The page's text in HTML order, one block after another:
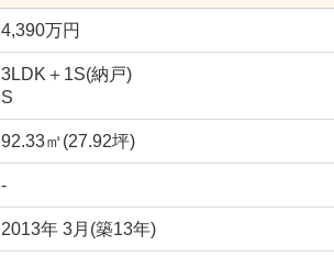
4,390万円
3LDK＋1S(納戸)
S
92.33㎡(27.92坪)
-
2013年 3月(築13年)